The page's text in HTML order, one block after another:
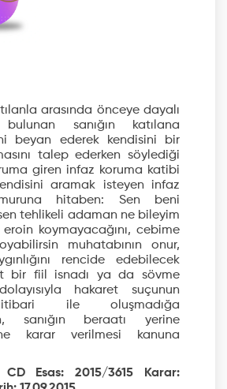
arasında önceye dayalı
bulunan sanığın katılana
beyan ederek kendisini bir
talep ederken söylediği
giren infaz koruma katibi
aramak isteyen infaz
hitaben: Sen beni
tehlikeli adaman ne bileyim
koymayacağını, cebime
muhatabının onur,
rencide edebilecek
bir fiil isnadı ya da sövme
hakaret suçunun
itibari ile oluşmadığa
sanığın beraatı yerine
karar verilmesi kanuna
CD Esas: 2015/3615 Karar: